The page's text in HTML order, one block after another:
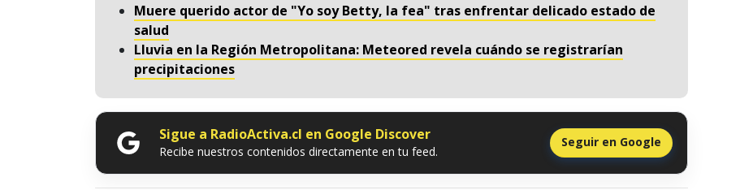
Muere querido actor de "Yo soy Betty, la fea" tras enfrentar delicado estado de
salud
Lluvia en la Región Metropolitana: Meteored revela cuándo se registrarían
precipitaciones
Sigue a RadioActiva.cl en Google Discover
Recibe nuestros contenidos directamente en tu feed.
Seguir en Google